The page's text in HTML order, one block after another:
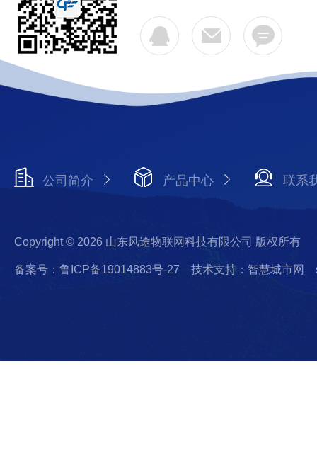
公司简介 产品中心 联系
Copyright © 2026 山东风途物联网科技有限公司 版权所有
备案号：鲁ICP备19014883号-27 技术支持：智慧城市网